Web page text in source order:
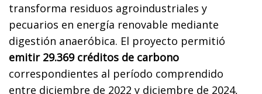
transforma residuos agroindustriales y
pecuarios en energía renovable mediante
digestión anaeróbica. El proyecto permitió
emitir 29.369 créditos de carbono
correspondientes al período comprendido
entre diciembre de 2022 y diciembre de 2024,